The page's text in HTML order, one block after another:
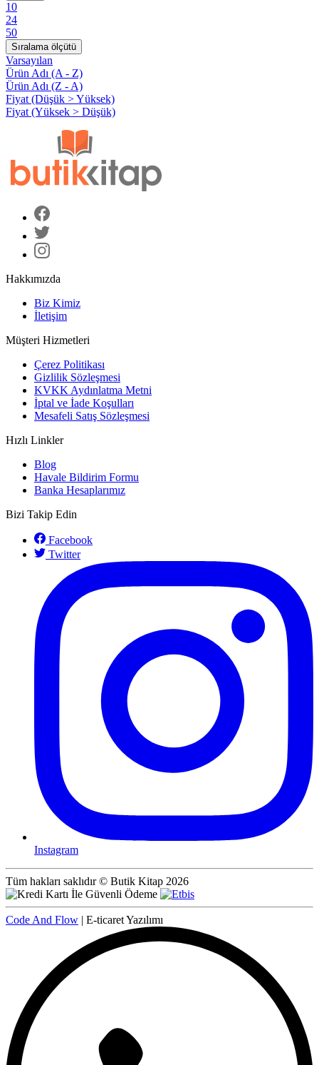
10
24
50
Sıralama ölçütü
Varsayılan
Ürün Adı (A - Z)
Ürün Adı (Z - A)
Fiyat (Düşük > Yüksek)
Fiyat (Yüksek > Düşük)
Hakkımızda
Biz Kimiz
İletişim
Müşteri Hizmetleri
Çerez Politikası
Gizlilik Sözleşmesi
KVKK Aydınlatma Metni
İptal ve İade Koşulları
Mesafeli Satış Sözleşmesi
Hızlı Linkler
Blog
Havale Bildirim Formu
Banka Hesaplarımız
Bizi Takip Edin
Facebook
Twitter
Instagram
Tüm hakları saklıdır © Butik Kitap 2026
Code And Flow | E-ticaret Yazılımı